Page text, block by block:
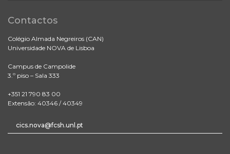
Contactos
Colégio Almada Negreiros (CAN)
Universidade NOVA de Lisboa
Campus de Campolide
3.º piso – Sala 333
+351 21 790 83 00
Extensão: 40346 / 40349
cics.nova@fcsh.unl.pt